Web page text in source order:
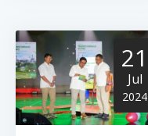
21
Jul
2024